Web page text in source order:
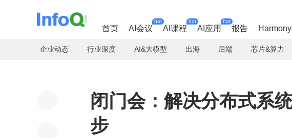
首页 AI会议
hot
AI课程
hot
AI应用
hot
报告
企业动态 行业深度 AI&大模型 出海 后端 芯片&算力
闭门会：解决分布式系
步